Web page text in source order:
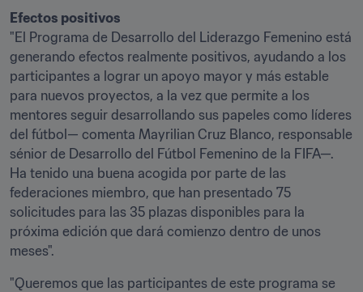
Efectos positivos
"El Programa de Desarrollo del Liderazgo Femenino está
generando efectos realmente positivos, ayudando a los
participantes a lograr un apoyo mayor y más estable
para nuevos proyectos, a la vez que permite a los
mentores seguir desarrollando sus papeles como líderes
del fútbol— comenta Mayrilian Cruz Blanco, responsable
sénior de Desarrollo del Fútbol Femenino de la FIFA—.
Ha tenido una buena acogida por parte de las
federaciones miembro, que han presentado 75
solicitudes para las 35 plazas disponibles para la
próxima edición que dará comienzo dentro de unos
meses".
"Queremos que las participantes de este programa se